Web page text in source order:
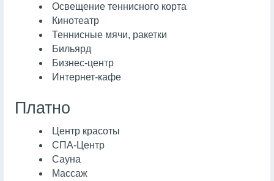
Освещение теннисного корта
Кинотеатр
Теннисные мячи, ракетки
Бильярд
Бизнес-центр
Интернет-кафе
Платно
Центр красоты
СПА-Центр
Сауна
Массаж